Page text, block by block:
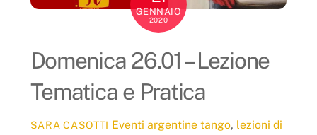
GENNAIO
2020
Domenica 26.01 – Lezione
Tematica e Pratica
SARA CASOTTI Eventi argentine tango, lezioni di